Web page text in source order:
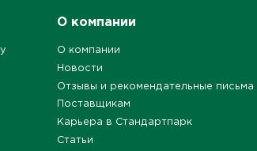
О компании
О компании
Новости
Отзывы и рекомендательные письма
Поставщикам
Карьера в Стандартпарк
Статьи